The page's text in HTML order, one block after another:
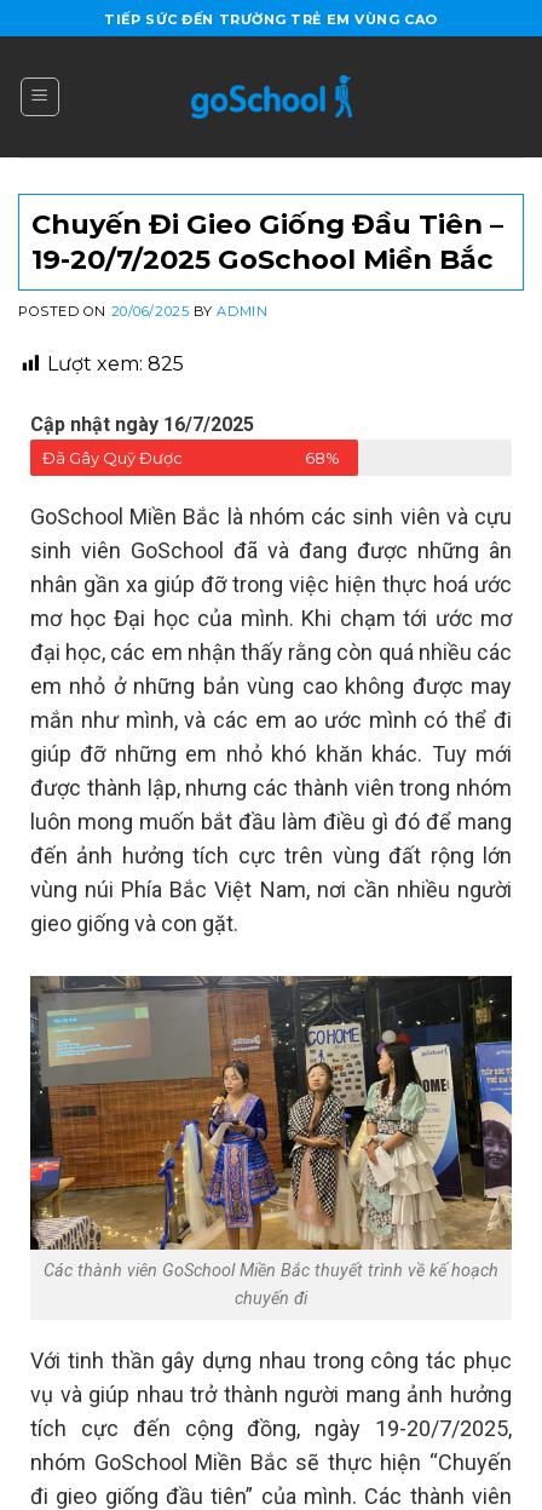
TIẾP SỨC ĐẾN TRƯỜNG TRẺ EM VÙNG CAO
Chuyến Đi Gieo Giống Đầu Tiên –
19-20/7/2025 GoSchool Miền Bắc
POSTED ON 20/06/2025 BYADMIN
Lượt xem: 825
Cập nhật ngày 16/7/2025
Đã Gây Quỹ Được 68%
GoSchool Miền Bắc là nhóm các sinh viên và cựu
sinh viên GoSchool đã và đang được những ân
nhân gần xa giúp đỡ trong việc hiện thực hoá ước
mơ học Đại học của mình. Khi chạm tới ước mơ
đại học, các em nhận thấy rằng còn quá nhiều các
em nhỏ ở những bản vùng cao không được may
mắn như mình, và các em ao ước mình có thể đi
giúp đỡ những em nhỏ khó khăn khác. Tuy mới
được thành lập, nhưng các thành viên trong nhóm
luôn mong muốn bắt đầu làm điều gì đó để mang
đến ảnh hưởng tích cực trên vùng đất rộng lớn
vùng núi Phía Bắc Việt Nam, nơi cần nhiều người
gieo giống và con gặt.
Các thành viên GoSchool Miền Bắc thuyết trình về kế hoạch
chuyến đi
Với tinh thần gây dựng nhau trong công tác phục
vụ và giúp nhau trở thành người mang ảnh hưởng
tích cực đến cộng đồng, ngày 19-20/7/2025,
nhóm GoSchool Miền Bắc sẽ thực hiện “Chuyến
đi gieo giống đầu tiên” của mình. Các thành viên